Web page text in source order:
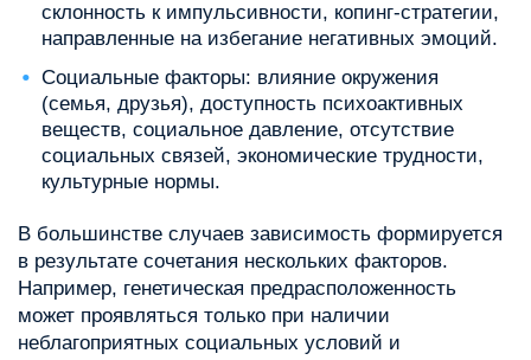
склонность к импульсивности, копинг-стратегии,
направленные на избегание негативных эмоций.
Социальные факторы: влияние окружения
(семья, друзья), доступность психоактивных
веществ, социальное давление, отсутствие
социальных связей, экономические трудности,
культурные нормы.
В большинстве случаев зависимость формируется
в результате сочетания нескольких факторов.
Например, генетическая предрасположенность
может проявляться только при наличии
неблагоприятных социальных условий и